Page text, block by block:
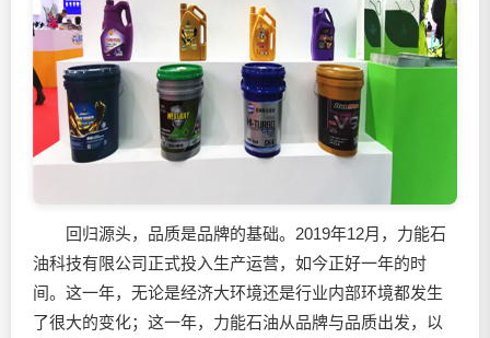
回归源头，品质是品牌的基础。2019年12月，力能石
油科技有限公司正式投入生产运营，如今正好一年的时
间。这一年，无论是经济大环境还是行业内部环境都发生
了很大的变化；这一年，力能石油从品牌与品质出发，以